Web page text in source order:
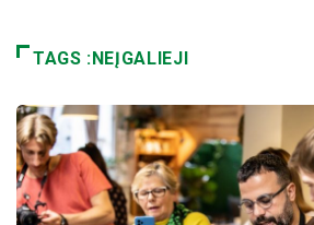
TAGS :NEĮGALIEJI